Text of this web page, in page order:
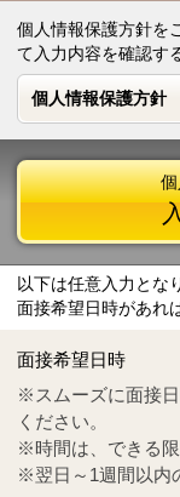
個人情報保護方針を
て入力内容を確認す
個人情報保護方針
個人情報保護方針
Tel
0570-55-
以下は任意入力とな
面接希望日時があれ
面接希望日時
※スムーズに面接
ください。
※時間は、できる限
※翌日～1週間以内